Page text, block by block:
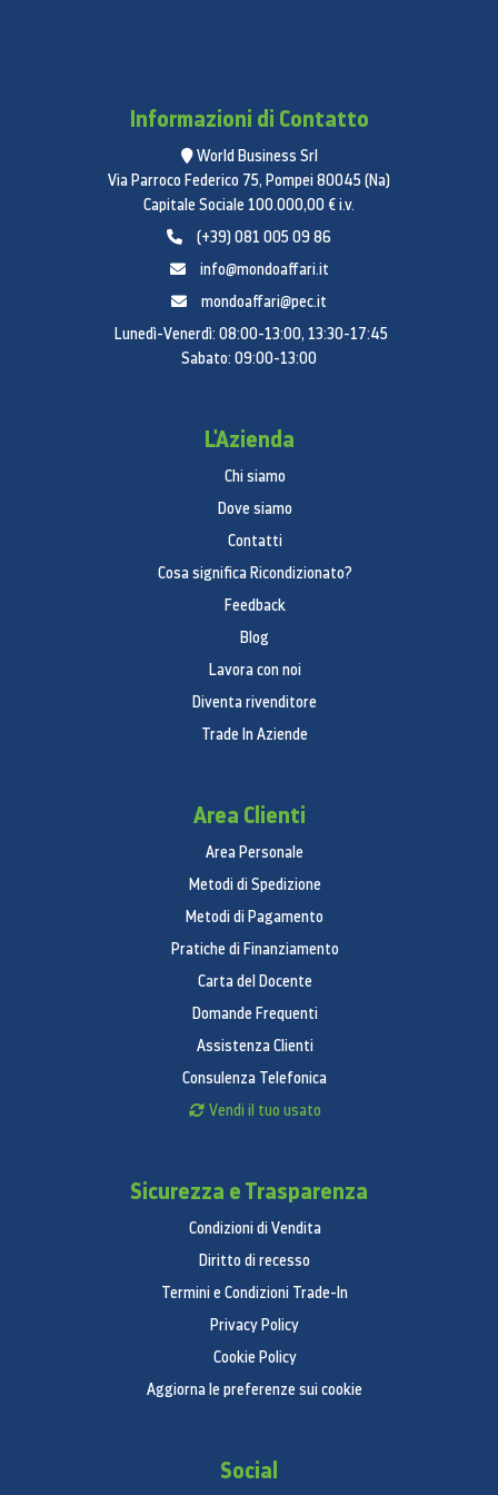
Informazioni di Contatto
World Business Srl
Via Parroco Federico 75, Pompei 80045 (Na)
Capitale Sociale 100.000,00 € i.v.
(+39) 081 005 09 86
info@mondoaffari.it
mondoaffari@pec.it
Lunedì-Venerdì: 08:00-13:00, 13:30-17:45
Sabato: 09:00-13:00
L'Azienda
Chi siamo
Dove siamo
Contatti
Cosa significa Ricondizionato?
Feedback
Blog
Lavora con noi
Diventa rivenditore
Trade In Aziende
Area Clienti
Area Personale
Metodi di Spedizione
Metodi di Pagamento
Pratiche di Finanziamento
Carta del Docente
Domande Frequenti
Assistenza Clienti
Consulenza Telefonica
Vendi il tuo usato
Sicurezza e Trasparenza
Condizioni di Vendita
Diritto di recesso
Termini e Condizioni Trade-In
Privacy Policy
Cookie Policy
Aggiorna le preferenze sui cookie
Social